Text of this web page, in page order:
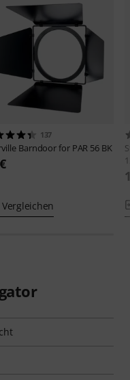
137
Barndoor for PAR 56 BK
Vergleichen